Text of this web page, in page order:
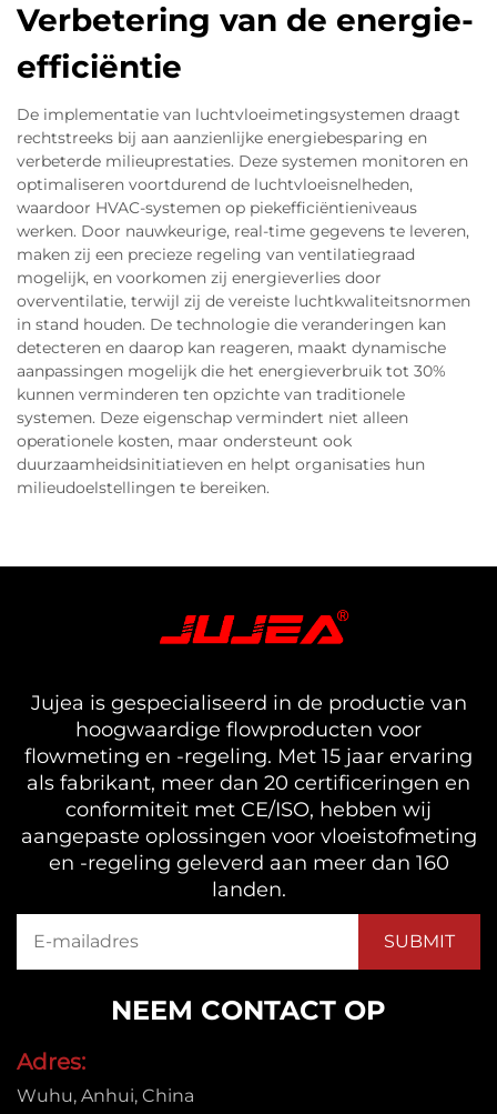
Verbetering van de energie-
efficiëntie
De implementatie van luchtvloeimetingsystemen draagt
rechtstreeks bij aan aanzienlijke energiebesparing en
verbeterde milieuprestaties. Deze systemen monitoren en
optimaliseren voortdurend de luchtvloeisnelheden,
waardoor HVAC-systemen op piekefficiëntieniveaus
werken. Door nauwkeurige, real-time gegevens te leveren,
maken zij een precieze regeling van ventilatiegraad
mogelijk, en voorkomen zij energieverlies door
overventilatie, terwijl zij de vereiste luchtkwaliteitsnormen
in stand houden. De technologie die veranderingen kan
detecteren en daarop kan reageren, maakt dynamische
aanpassingen mogelijk die het energieverbruik tot 30%
kunnen verminderen ten opzichte van traditionele
systemen. Deze eigenschap vermindert niet alleen
operationele kosten, maar ondersteunt ook
duurzaamheidsinitiatieven en helpt organisaties hun
milieudoelstellingen te bereiken.
Jujea is gespecialiseerd in de productie van
hoogwaardige flowproducten voor
flowmeting en -regeling. Met 15 jaar ervaring
als fabrikant, meer dan 20 certificeringen en
conformiteit met CE/ISO, hebben wij
aangepaste oplossingen voor vloeistofmeting
en -regeling geleverd aan meer dan 160
landen.
NEEM CONTACT OP
Adres:
Wuhu, Anhui, China